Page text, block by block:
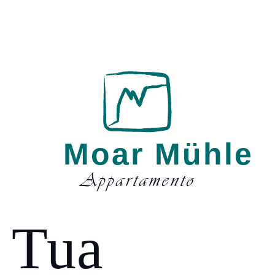
Moar Mühle
Appartamento
Tua